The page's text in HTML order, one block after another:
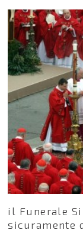
il Funerale
sicuramente